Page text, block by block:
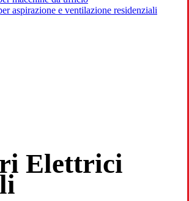
aspirazione e ventilazione residenziali
Elettrici